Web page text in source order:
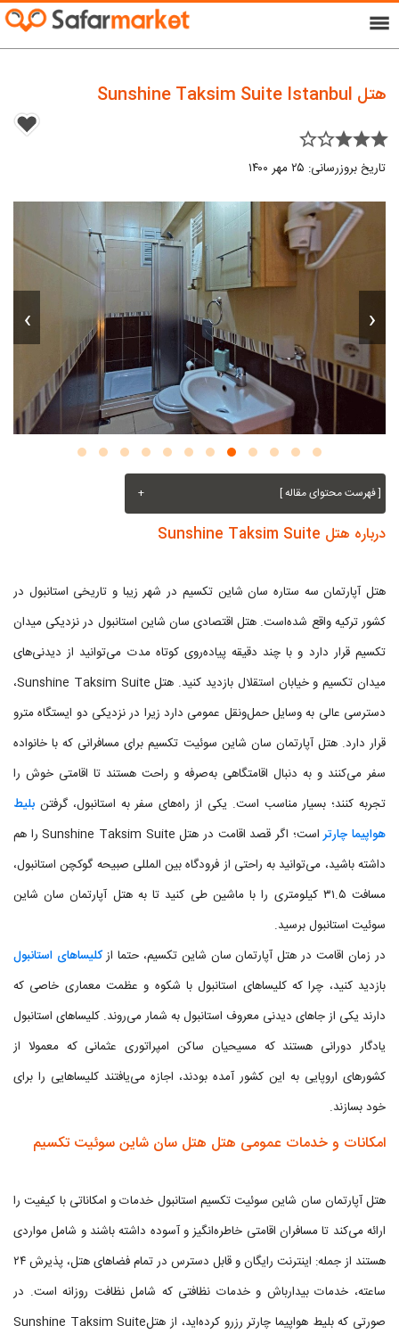
menu
هتل Sunshine Taksim Suite Istanbul
star_border star_border star star star
تاریخ بروزرسانی: ۲۵ مهر ۱۴۰۰
‹
›
[ فهرست محتوای مقاله ] +
درباره هتل Sunshine Taksim Suite
هتل آپارتمان سه ستاره سان شاین تکسیم در شهر زیبا و تاریخی استانبول در
کشور ترکیه واقع شده‌است. هتل اقتصادی سان شاین استانبول در نزدیکی میدان
تکسیم قرار دارد و با چند دقیقه پیاده‌روی کوتاه مدت می‌توانید از دیدنی‌های
میدان تکسیم و خیابان استقلال بازدید کنید. هتل Sunshine Taksim Suite،
دسترسی عالی به وسایل حمل‌ونقل عمومی دارد زیرا در نزدیکی دو ایستگاه مترو
قرار دارد. هتل آپارتمان سان شاین سوئیت تکسیم برای مسافرانی که با خانواده
سفر می‌کنند و به دنبال اقامتگاهی به‌صرفه و راحت هستند تا اقامتی خوش را
تجربه کنند؛ بسیار مناسب است. یکی از راه‌های سفر به استانبول، گرفتن بلیط
هواپیما چارتر
است؛ اگر قصد اقامت در هتل Sunshine Taksim Suite را هم
داشته باشید، می‌توانید به راحتی از فرودگاه بین المللی صبیحه گوکچن استانبول،
مسافت ۳۱.۵ کیلومتری را با ماشین طی کنید تا به هتل آپارتمان سان شاین
سوئیت استانبول برسید.
در زمان اقامت در هتل آپارتمان سان شاین تکسیم، حتما ازکلیساهای استانبول
بازدید کنید، چرا که کلیساهای استانبول با شکوه و عظمت معماری خاصی که
دارند یکی از جاهای دیدنی معروف استانبول به شمار می‌روند. کلیساهای استانبول
یادگار دورانی هستند که مسیحیان ساکن امپراتوری عثمانی که معمولا از
کشورهای اروپایی به این کشور آمده بودند، اجازه می‌یافتند کلیساهایی را برای
خود بسازند.
امکانات و خدمات عمومی هتل هتل سان شاین سوئیت تکسیم
هتل آپارتمان سان شاین سوئیت تکسیم استانبول خدمات و امکاناتی با کیفیت را
ارائه می‌کند تا مسافران اقامتی خاطره‌انگیز و آسوده داشته باشند و شامل مواردی
هستند از جمله: اینترنت رایگان و قابل دسترس در تمام فضاهای هتل، پذیرش ۲۴
ساعته، خدمات بیدارباش و خدمات نظافتی که شامل نظافت روزانه است. در
صورتی که بلیط هواپیما چارتر رزرو کرده‌اید، از هتلSunshine Taksim Suite